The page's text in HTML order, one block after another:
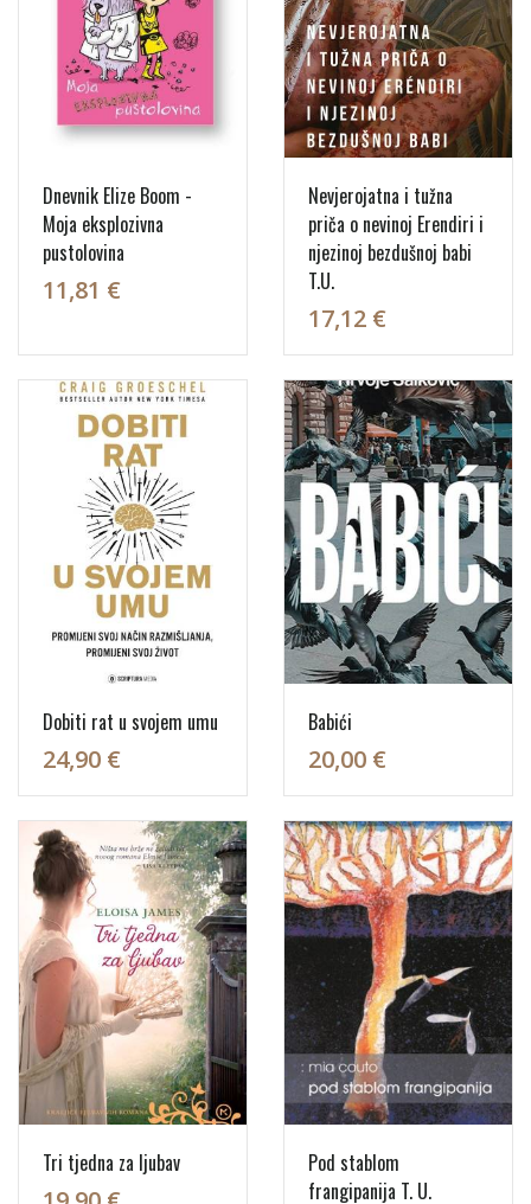
Dnevnik Elize Boom -
Moja eksplozivna
pustolovina
11,81 €
Nevjerojatna i tužna
priča o nevinoj Erendiri i
njezinoj bezdušnoj babi
T.U.
17,12 €
Dobiti rat u svojem umu
24,90 €
Babići
20,00 €
Tri tjedna za ljubav
Pod stablom
frangipanija T. U.